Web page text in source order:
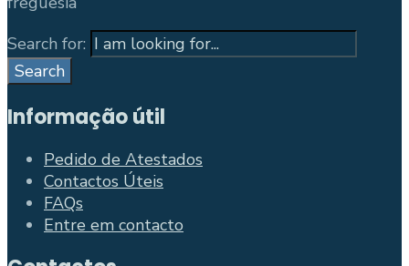
Search for:
Search
Informação útil
Pedido de Atestados
Contactos Úteis
FAQs
Entre em contacto